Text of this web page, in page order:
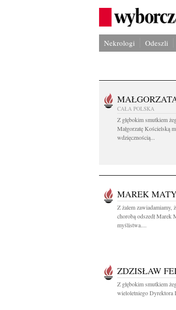
Nekrologi Odeszli
CAŁA POLSKA
Z głębokim smutkiem
Małgorzatę Kościelską
wdzięcznością...
MAREK
Z żalem zawiadamiamy,
chorobą odszedł Marek
myślistwa....
ZDZISŁAW
Z głębokim smutkiem
wieloletniego Dyrektora